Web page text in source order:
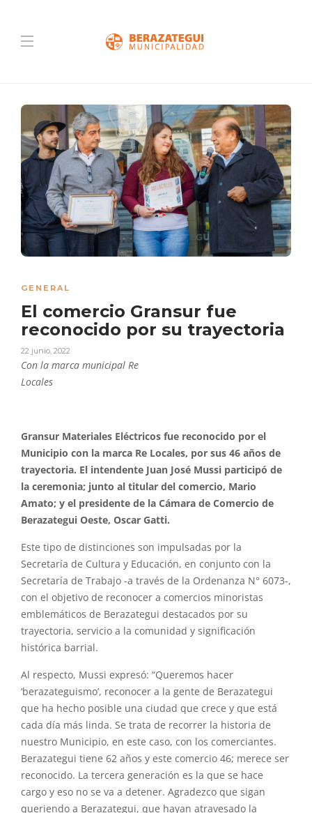
GENERAL
El comercio Gransur fue
reconocido por su trayectoria
22 junio, 2022
Con la marca municipal Re
Locales
Gransur Materiales Eléctricos fue reconocido por el
Municipio con la marca Re Locales, por sus 46 años de
trayectoria. El intendente Juan José Mussi participó de
la ceremonia; junto al titular del comercio, Mario
Amato; y el presidente de la Cámara de Comercio de
Berazategui Oeste, Oscar Gatti.
Este tipo de distinciones son impulsadas por la
Secretaría de Cultura y Educación, en conjunto con la
Secretaría de Trabajo -a través de la Ordenanza N° 6073-,
con el objetivo de reconocer a comercios minoristas
emblemáticos de Berazategui destacados por su
trayectoria, servicio a la comunidad y significación
histórica barrial.
Al respecto, Mussi expresó: “Queremos hacer
‘berazateguismo’, reconocer a la gente de Berazategui
que ha hecho posible una ciudad que crece y que está
cada día más linda. Se trata de recorrer la historia de
nuestro Municipio, en este caso, con los comerciantes.
Berazategui tiene 62 años y este comercio 46; merece ser
reconocido. La tercera generación es la que se hace
cargo y eso no se va a detener. Agradezco que sigan
queriendo a Berazategui, que hayan atravesado la